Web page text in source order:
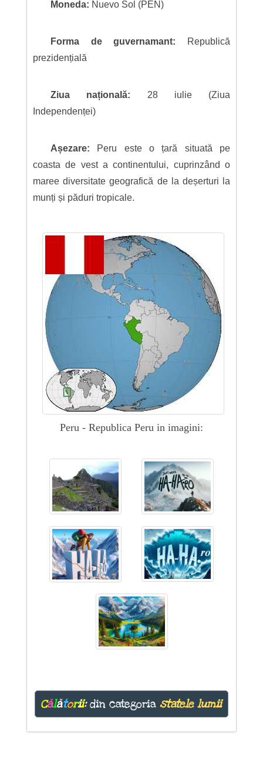
Moneda: Nuevo Sol (PEN)
Forma de guvernamant:
Republică
prezidențială
Ziua națională: 28 iulie (Ziua
Independenței)
Așezare:
Peru este o țară situată pe
coasta de vest a continentului, cuprinzând o
maree diversitate geografică de la deșerturi la
munți și păduri tropicale.
Peru - Republica Peru in imagini:
Călătorii:din categoriastatele lumii